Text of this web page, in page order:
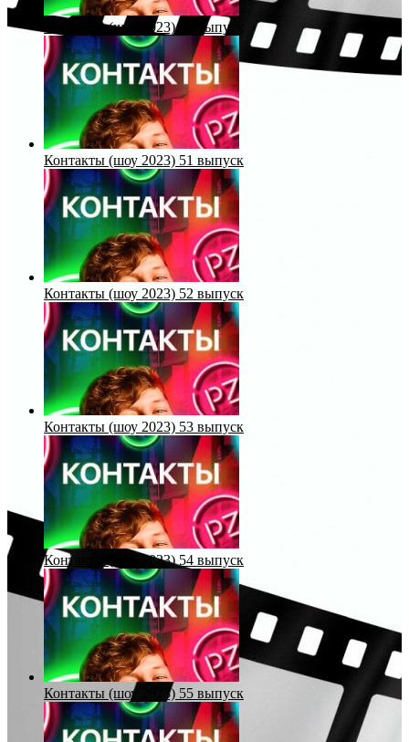
Контакты (шоу 2023) 50 выпуск
Контакты (шоу 2023) 51 выпуск
Контакты (шоу 2023) 52 выпуск
Контакты (шоу 2023) 53 выпуск
Контакты (шоу 2023) 54 выпуск
Контакты (шоу 2023) 55 выпуск